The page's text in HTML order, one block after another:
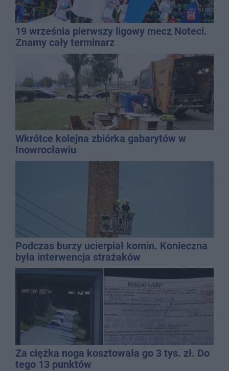
19 września pierwszy ligowy mecz Noteci.
Znamy cały terminarz
Wkrótce kolejna zbiórka gabarytów w
Inowrocławiu
Podczas burzy ucierpiał komin. Konieczna
była interwencja strażaków
Za ciężka noga kosztowała go 3 tys. zł. Do
tego 13 punktów